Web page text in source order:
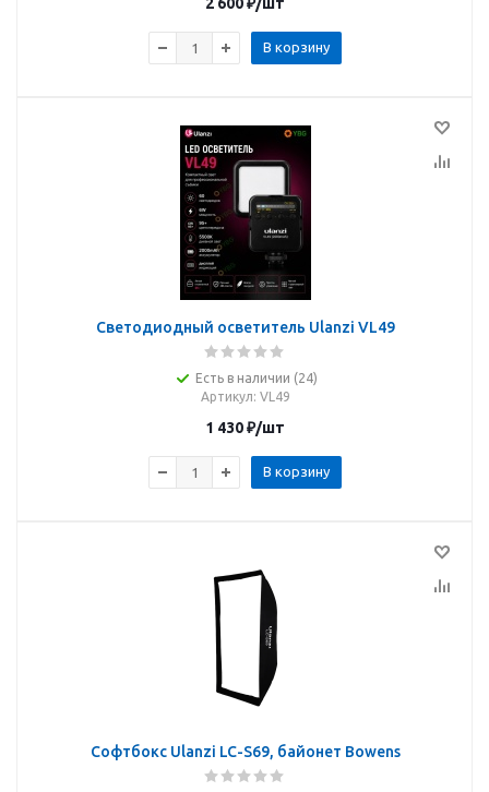
В корзину
Светодиодный осветитель Ulanzi VL49
Есть в наличии (24)
Артикул: VL49
1 430₽/шт
В корзину
Софтбокс Ulanzi LC-S69, байонет Bowens